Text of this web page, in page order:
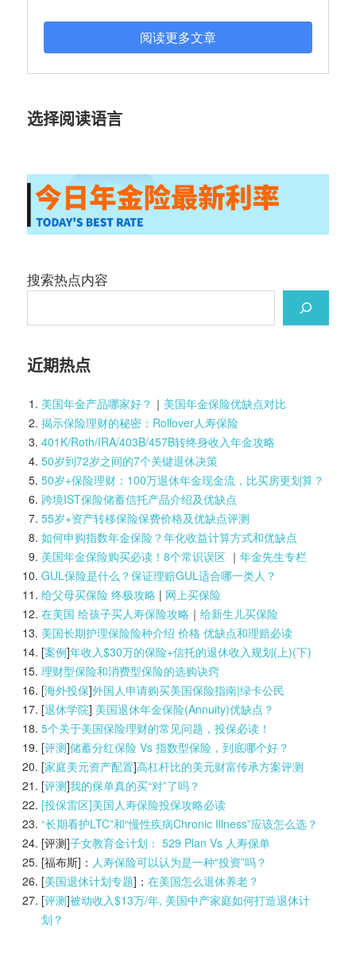
阅读更多文章
选择阅读语言
搜索热点内容
近期热点
美国年金产品哪家好？ ｜ 美国年金保险优缺点对比
揭示保险理财的秘密：Rollover人寿保险
401K/Roth/IRA/403B/457B转终身收入年金攻略
50岁到72岁之间的7个关键退休决策
50岁+保险理财：100万退休年金现金流，比买房更划算？
跨境IST保险储蓄信托产品介绍及优缺点
55岁+资产转移保险保费价格及优缺点评测
如何申购指数年金保险？年化收益计算方式和优缺点
美国年金保险购买必读！8个常识误区｜ 年金先生专栏
GUL保险是什么？保证理赔GUL适合哪一类人？
给父母买保险 终极攻略| 网上买保险
在美国 给孩子买人寿保险攻略｜ 给新生儿买保险
美国长期护理保险险种介绍 价格 优缺点和理赔必读
[案例]年收入$30万的保险+信托的退休收入规划(上)(下)
理财型保险和消费型保险的选购诀窍
[海外投保]外国人申请购买美国保险指南|绿卡公民
[退休学院] 美国退休年金保险(Annuity)优缺点？
5个关于美国保险理财的常见问题，投保必读！
[评测]储蓄分红保险 Vs 指数型保险，到底哪个好？
[家庭美元资产配置]高杠杆比的美元财富传承方案评测
[评测]我的保单真的买“对”了吗？
[投保雷区]美国人寿保险投保攻略必读
“长期看护LTC”和“慢性疾病Chronic Illness”应该怎么选？
[评测]子女教育金计划： 529 Plan Vs 人寿保单
[福布斯]： 人寿保险可以认为是一种“投资”吗？
[美国退休计划专题]： 在美国怎么退休养老？
[评测]被动收入$13万/年, 美国中产家庭如何打造退休计
划？